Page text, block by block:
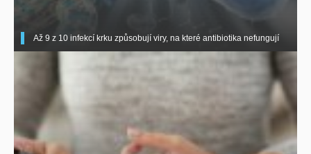
Až 9 z 10 infekcí krku způsobují viry, na které antibiotika nefungují